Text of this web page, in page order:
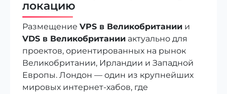
локацию
Размещение VPS в Великобритании и
VDS в Великобритании актуально для
проектов, ориентированных на рынок
Великобритании, Ирландии и Западной
Европы. Лондон — один из крупнейших
мировых интернет-хабов, где